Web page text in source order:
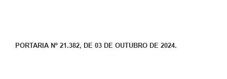
PORTARIA Nº 21.382, DE 03 DE OUTUBRO DE 2024.